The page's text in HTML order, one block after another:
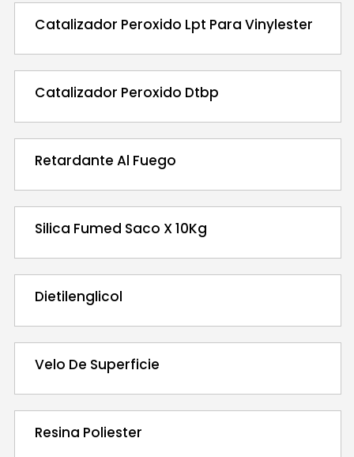
Catalizador Peroxido Lpt Para Vinylester
Catalizador Peroxido Dtbp
Retardante Al Fuego
Silica Fumed Saco X 10Kg
Dietilenglicol
Velo De Superficie
Resina Poliester